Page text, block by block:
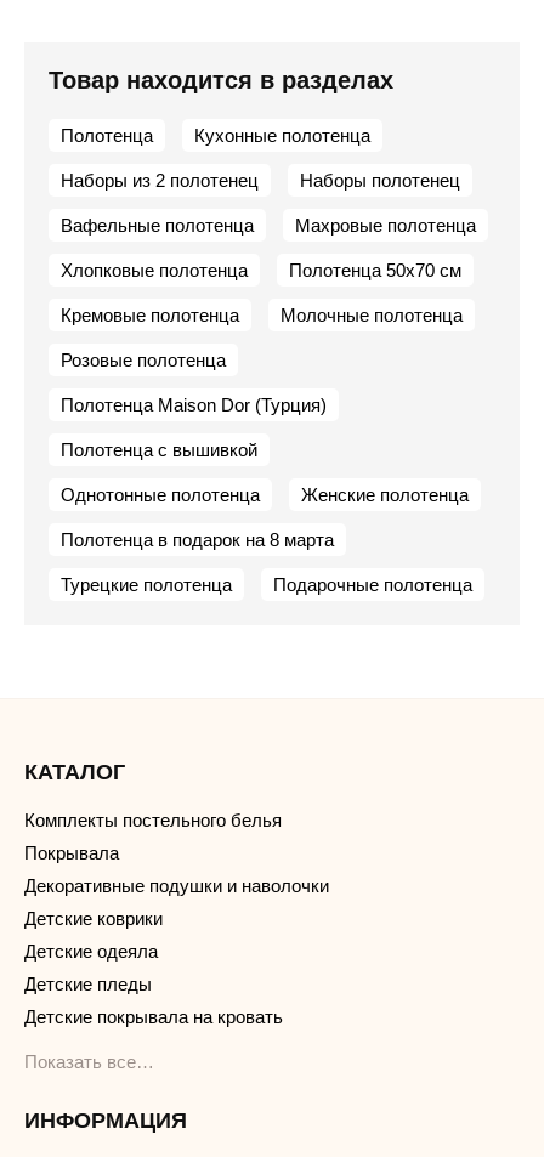
Товар находится в разделах
Полотенца Кухонные полотенца
Наборы из 2 полотенец Наборы полотенец
Вафельные полотенца Махровые полотенца
Хлопковые полотенца Полотенца 50х70 см
Кремовые полотенца Молочные полотенца
Розовые полотенца
Полотенца Maison Dor (Турция)
Полотенца с вышивкой
Однотонные полотенца Женские полотенца
Полотенца в подарок на 8 марта
Турецкие полотенца Подарочные полотенца
КАТАЛОГ
Комплекты постельного белья
Покрывала
Декоративные подушки и наволочки
Детские коврики
Детские одеяла
Детские пледы
Детские покрывала на кровать
Показать все…
ИНФОРМАЦИЯ